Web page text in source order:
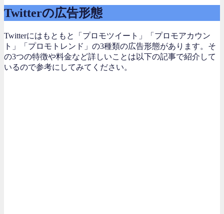
Twitterの広告形態
Twitterにはもともと「プロモツイート」「プロモアカウン
ト」「プロモトレンド」の3種類の広告形態があります。そ
の3つの特徴や料金など詳しいことは以下の記事で紹介して
いるので参考にしてみてください。